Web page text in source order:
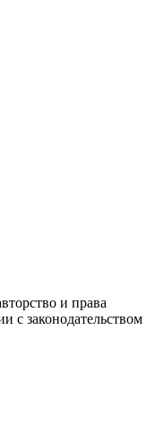
и права
с законодательством